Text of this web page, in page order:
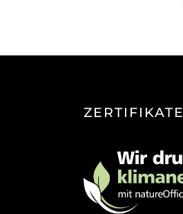
ZERTIFIKATE